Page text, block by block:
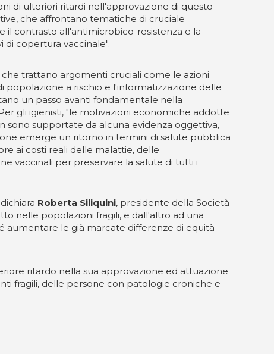
di ulteriori ritardi nell'approvazione di questo
che affrontano tematiche di cruciale
contrasto all'antimicrobico-resistenza e la
di copertura vaccinale".
trattano argomenti cruciali come le azioni
a rischio e l'informatizzazione delle
un passo avanti fondamentale nella
gli igienisti, "le motivazioni economiche addotte
sono supportate da alcuna evidenza oggettiva,
emerge un ritorno in termini di salute pubblica
ai costi reali delle malattie, delle
vaccinali per preservare la salute di tutti i
Roberta Siliquini, presidente della Società
nelle popolazioni fragili, e dall'altro ad una
aumentare le già marcate differenze di equità
ritardo nella sua approvazione ed attuazione
fragili, delle persone con patologie croniche e